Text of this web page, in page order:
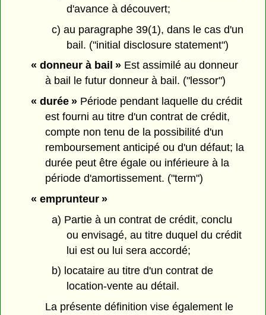
d'avance à découvert;
c) au paragraphe 39(1), dans le cas d'un
bail. ("initial disclosure statement")
« donneur à bail »Est assimilé au donneur
à bail le futur donneur à bail. ("lessor")
« durée »Période pendant laquelle du crédit
est fourni au titre d'un contrat de crédit,
compte non tenu de la possibilité d'un
remboursement anticipé ou d'un défaut; la
durée peut être égale ou inférieure à la
période d'amortissement. ("term")
« emprunteur »
a) Partie à un contrat de crédit, conclu
ou envisagé, au titre duquel du crédit
lui est ou lui sera accordé;
b) locataire au titre d'un contrat de
location-vente au détail.
La présente définition vise également le